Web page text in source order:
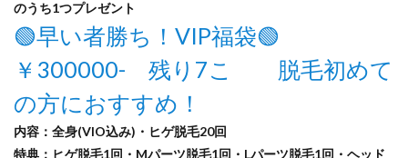
のうち1つプレゼント
🟢早い者勝ち！VIP福袋🟢
￥300000- 残り7こ 脱毛初めて
の方におすすめ！
️内容：全身(VIO込み)・ヒゲ脱毛20回
特典：ヒゲ脱毛1回・Mパーツ脱毛1回・Lパーツ脱毛1回・ヘッド